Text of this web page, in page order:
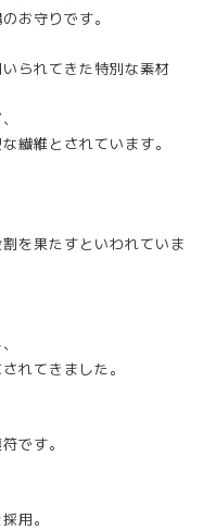
お守りです。
られてきた特別な素材
繊維とされています。
を果たすといわれていま
れてきました。
です。
用。